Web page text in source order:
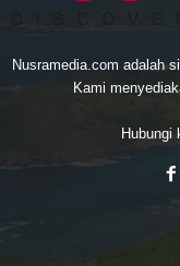
Nusramedia.com adalah
Kami
Hubungi